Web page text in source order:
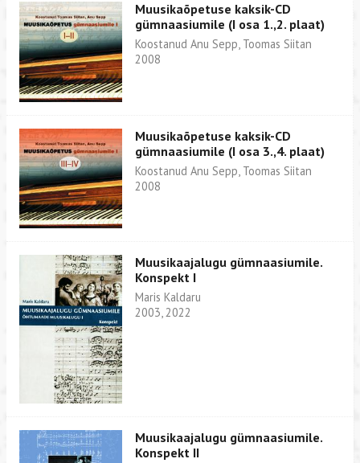
Muusikaõpetuse kaksik-CD
gümnaasiumile (I osa 1.,2. plaat)
Koostanud Anu Sepp, Toomas Siitan
2008
Muusikaõpetuse kaksik-CD
gümnaasiumile (I osa 3.,4. plaat)
Koostanud Anu Sepp, Toomas Siitan
2008
Muusikaajalugu gümnaasiumile.
Konspekt I
Maris Kaldaru
2003, 2022
Muusikaajalugu gümnaasiumile.
Konspekt II